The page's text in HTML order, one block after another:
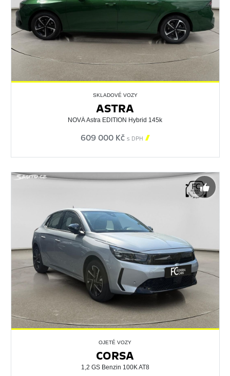
SKLADOVÉ VOZY
ASTRA
NOVÁ Astra EDITION Hybrid 145k
609 000 Kč s DPH 
OJETÉ VOZY
CORSA
1,2 GS Benzin 100K AT8